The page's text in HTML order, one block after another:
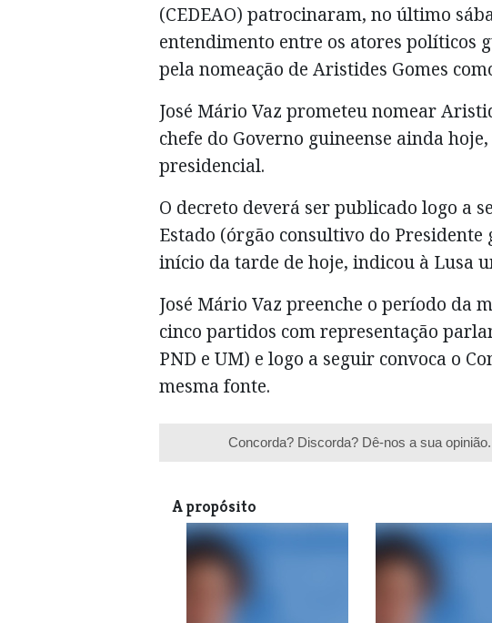
(CEDEAO) patrocinaram, no último
entendimento entre os atores políticos
pela nomeação de Aristides Gomes
José Mário Vaz prometeu nomear
chefe do Governo guineense ainda
presidencial.
O decreto deverá ser publicado logo a
Estado (órgão consultivo do Presidente
início da tarde de hoje, indicou à Lusa
José Mário Vaz preenche o período da
cinco partidos com representação
PND e UM) e logo a seguir convoca o
mesma fonte.
Concorda? Discorda? Dê-nos a sua
A propósito